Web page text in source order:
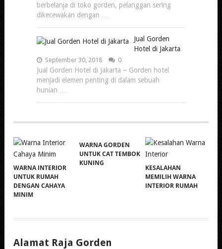
berbelanja di toko gorden, pelanggan sering
dikecewakan dengan …
Jual Gorden
Hotel di Jakarta
September 30, 2018 0
Jual Gorden Hotel di Jakarta – Gorden hotel
menjadi elemen penting di dalam sebuah
hunian …
WARNA INTERIOR
UNTUK RUMAH
DENGAN CAHAYA
MINIM
WARNA GORDEN
UNTUK CAT TEMBOK
KUNING
KESALAHAN
MEMILIH WARNA
INTERIOR RUMAH
Alamat Raja Gorden